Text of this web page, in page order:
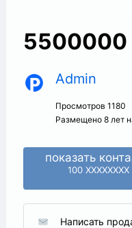
5500000
Admin
Просмотров 1180
Размещено 8 лет
показать
100 XXXXXXXX
Написать